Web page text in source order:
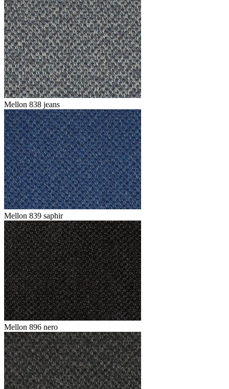
Mellon 838 jeans
Mellon 839 saphir
Mellon 896 nero